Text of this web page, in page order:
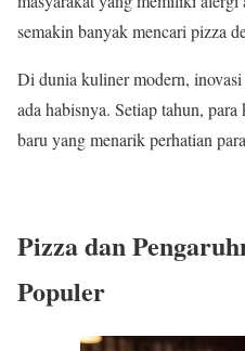
semakin banyak mencari pizza
Di dunia kuliner modern,
ada habisnya. Setiap tahun,
baru yang menarik perhatian
Pizza dan
Populer